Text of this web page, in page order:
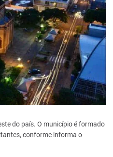
do país. O município é formado
conforme informa o